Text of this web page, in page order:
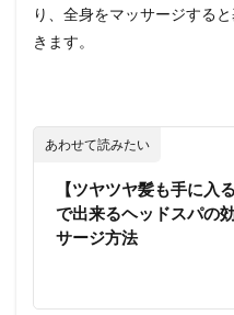
り、全身をマッサージする
きます。
あわせて読みたい
【ツヤツヤ髪も手に入
で出来るヘッドスパの
サージ方法